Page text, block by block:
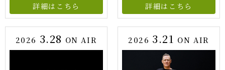
詳細はこちら
詳細はこちら
2026 3.28 ON AIR 2026 3.21 ON AIR